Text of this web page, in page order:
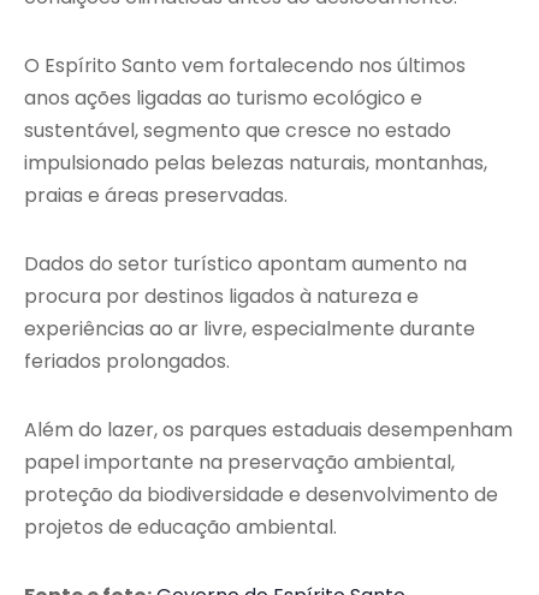
O Espírito Santo vem fortalecendo nos últimos
anos ações ligadas ao turismo ecológico e
sustentável, segmento que cresce no estado
impulsionado pelas belezas naturais, montanhas,
praias e áreas preservadas.
Dados do setor turístico apontam aumento na
procura por destinos ligados à natureza e
experiências ao ar livre, especialmente durante
feriados prolongados.
Além do lazer, os parques estaduais desempenham
papel importante na preservação ambiental,
proteção da biodiversidade e desenvolvimento de
projetos de educação ambiental.